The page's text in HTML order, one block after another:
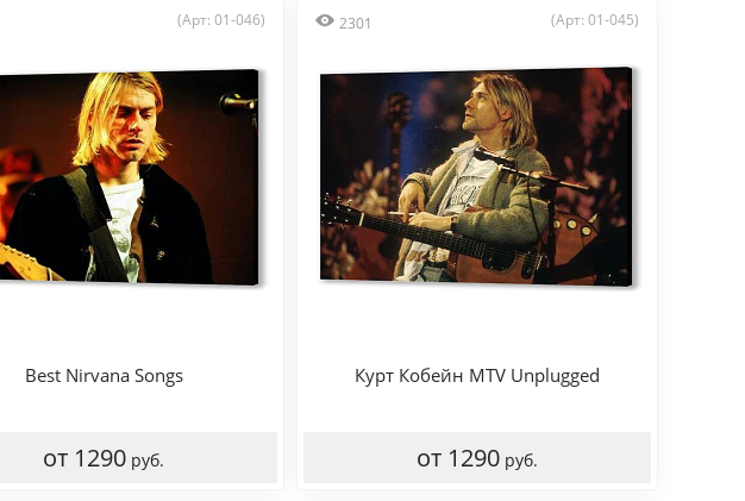
(Арт: 01-046)
Best Nirvana Songs
от 1290 руб.
2301 (Арт: 01-045)
Курт Кобейн MTV Unplugged
от 1290 руб.